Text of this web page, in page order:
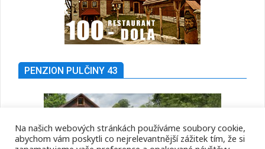
PENZION PULČINY 43
Na našich webových stránkách používáme soubory cookie,
abychom vám poskytli co nejrelevantnější zážitek tím, že si